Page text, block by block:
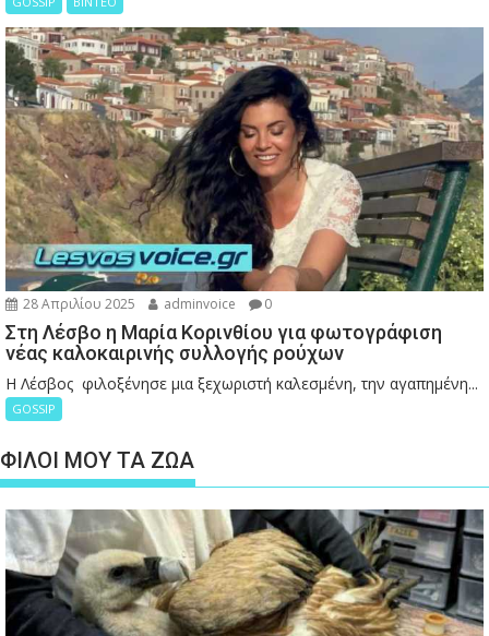
28 Απριλίου 2025 adminvoice 0
Στη Λέσβο η Μαρία Κορινθίου για φωτογράφιση
νέας καλοκαιρινής συλλογής ρούχων
Η Λέσβος φιλοξένησε μια ξεχωριστή καλεσμένη, την αγαπημένη...
GOSSIP
ΦΙΛΟΙ ΜΟΥ ΤΑ ΖΩΑ